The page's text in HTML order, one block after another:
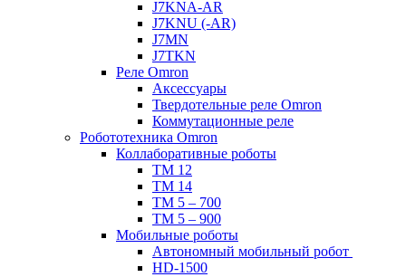
J7KNA-AR
J7KNU (-AR)
J7MN
J7TKN
Реле Omron
Аксессуары
Твердотельные реле Omron
Коммутационные реле
Робототехника Omron
Коллаборативные роботы
TM 12
TM 14
TM 5 – 700
TM 5 – 900
Мобильные роботы
Автономный мобильный робот
HD-1500